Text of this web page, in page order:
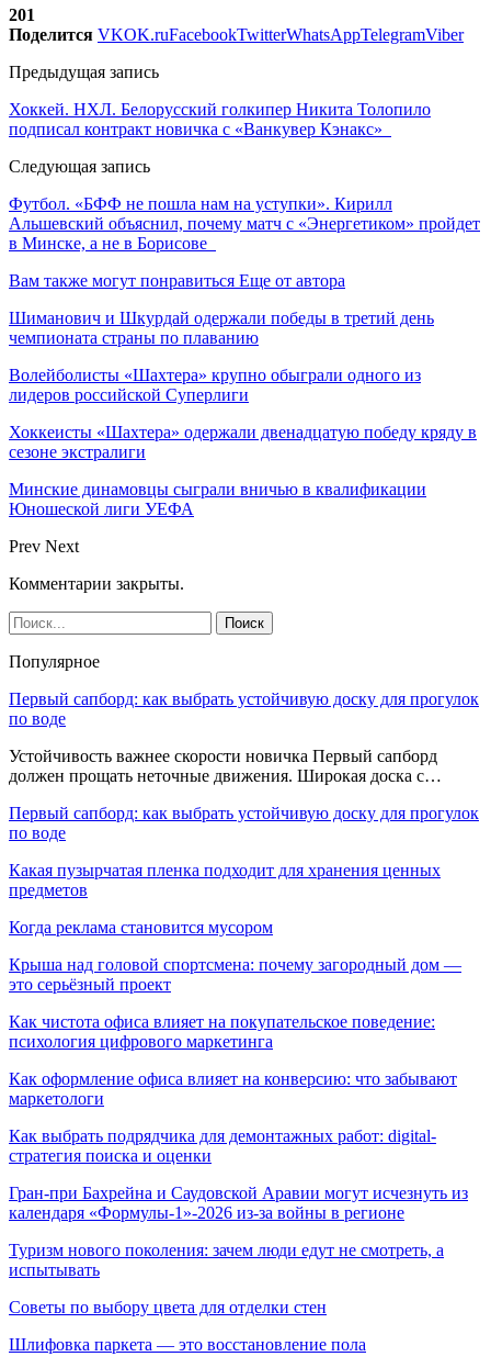
201
Поделится VKOK.ruFacebookTwitterWhatsAppTelegramViber
Предыдущая запись
Хоккей. НХЛ. Белорусский голкипер Никита Толопило
подписал контракт новичка с «Ванкувер Кэнакс»
Следующая запись
Футбол. «БФФ не пошла нам на уступки». Кирилл
Альшевский объяснил, почему матч с «Энергетиком» пройдет
в Минске, а не в Борисове
Вам также могут понравиться Еще от автора
Шиманович и Шкурдай одержали победы в третий день
чемпионата страны по плаванию
Волейболисты «Шахтера» крупно обыграли одного из
лидеров российской Суперлиги
Хоккеисты «Шахтера» одержали двенадцатую победу кряду в
сезоне экстралиги
Минские динамовцы сыграли вничью в квалификации
Юношеской лиги УЕФА
Prev Next
Комментарии закрыты.
Популярное
Первый сапборд: как выбрать устойчивую доску для прогулок
по воде
Устойчивость важнее скорости новичка Первый сапборд
должен прощать неточные движения. Широкая доска с…
Первый сапборд: как выбрать устойчивую доску для прогулок
по воде
Какая пузырчатая пленка подходит для хранения ценных
предметов
Когда реклама становится мусором
Крыша над головой спортсмена: почему загородный дом —
это серьёзный проект
Как чистота офиса влияет на покупательское поведение:
психология цифрового маркетинга
Как оформление офиса влияет на конверсию: что забывают
маркетологи
Как выбрать подрядчика для демонтажных работ: digital-
стратегия поиска и оценки
Гран-при Бахрейна и Саудовской Аравии могут исчезнуть из
календаря «Формулы-1»-2026 из-за войны в регионе
Туризм нового поколения: зачем люди едут не смотреть, а
испытывать
Советы по выбору цвета для отделки стен
Шлифовка паркета — это восстановление пола